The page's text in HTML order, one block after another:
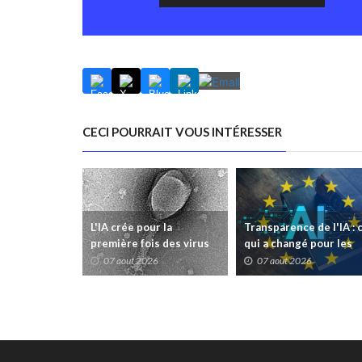
CECI POURRAIT VOUS INTÉRESSER
L'IA crée pour la
première fois des virus
inexistants dans la
nature
07 aout 2026
Transparence de l'IA :
qui a changé pour les
hôpitaux et les
soignants ce 2 août
07 aout 2026